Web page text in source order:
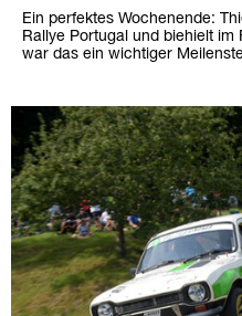
Ein perfektes Wochenende:
Rallye Portugal und biehielt im
war das ein wichtiger